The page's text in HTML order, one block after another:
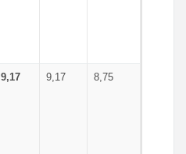
9,17 9,17 8,75